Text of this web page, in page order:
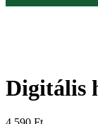
Digitális